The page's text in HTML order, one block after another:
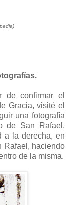
de confirmar el
Gracia, visité el
una fotografía
de San Rafael,
a la derecha, en
Rafael, haciendo
de la misma.